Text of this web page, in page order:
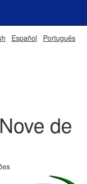
Español Português
de